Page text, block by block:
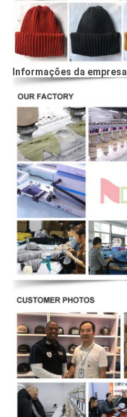
Informações da empresa